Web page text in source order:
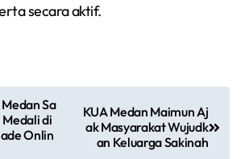
secara aktif.
Medan Sa
di
Onlin
KUA Medan Maimun Aj
ak Masyarakat Wujudk
an Keluarga Sakinah